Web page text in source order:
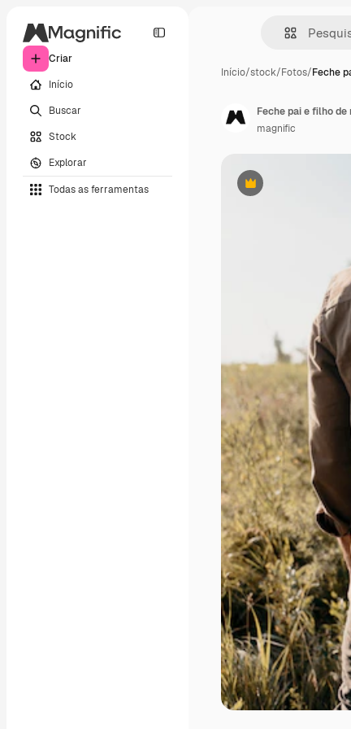
Criar
Início
Buscar
Stock
Explorar
Todas as ferramentas
Início/stock/Fotos/Feche
Premium
Feche pai e filho de
magnific